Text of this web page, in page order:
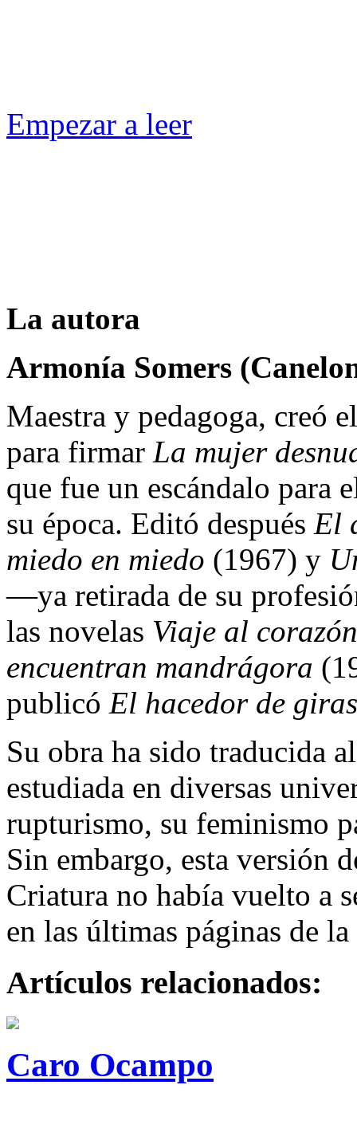
Empezar a leer
La autora
Armonía Somers
Maestra y pedagoga, creó
para firmar La mujer
que fue un escándalo para
su época. Editó después El
miedo en miedo (1967) y
—ya retirada de su
las novelas Viaje al
encuentran mandrágora
publicó El hacedor de
Su obra ha sido traducida
estudiada en diversas
rupturismo, su feminismo
Sin embargo, esta versión
Criatura no había vuelto a
en las últimas páginas de
Artículos relacionados:
Caro Ocampo